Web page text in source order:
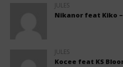
JULES
Nikanor feat Kiko
JULES
Kocee feat KS